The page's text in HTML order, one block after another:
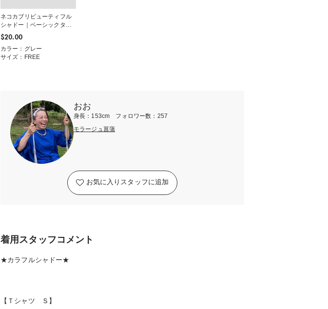
ネコカブリビューティフル
シャドー｜ベーシックタン
ブラー350ml
$‌20.00
カラー：グレー
サイズ：FREE
おお
身長：153cm フォロワー数：257
モラージュ菖蒲
お気に入りスタッフに追加
着用スタッフコメント
★カラフルシャドー★
【Ｔシャツ Ｓ】